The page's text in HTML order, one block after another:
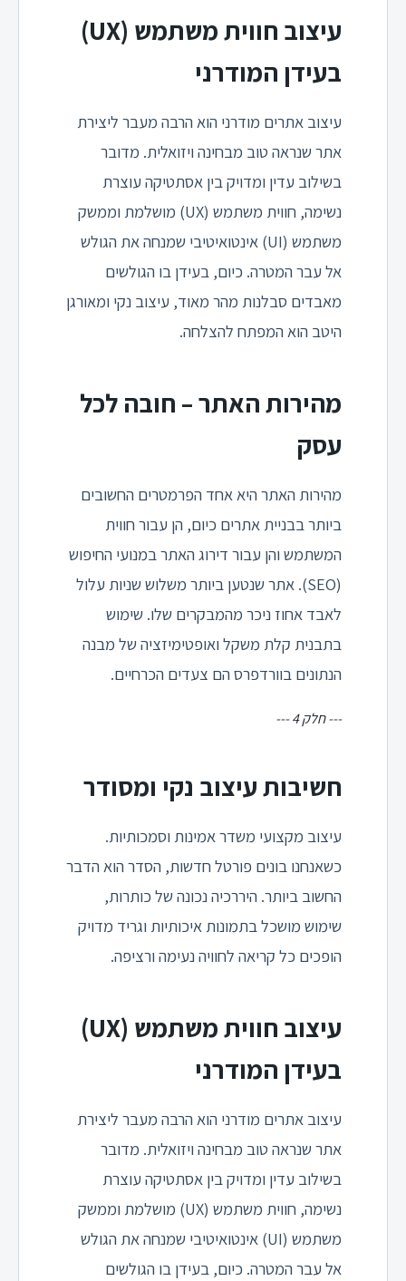
עיצוב חווית משתמש (UX)
בעידן המודרני
עיצוב אתרים מודרני הוא הרבה מעבר ליצירת
אתר שנראה טוב מבחינה ויזואלית. מדובר
בשילוב עדין ומדויק בין אסתטיקה עוצרת
נשימה, חווית משתמש (UX) מושלמת וממשק
משתמש (UI) אינטואיטיבי שמנחה את הגולש
אל עבר המטרה. כיום, בעידן בו הגולשים
מאבדים סבלנות מהר מאוד, עיצוב נקי ומאורגן
היטב הוא המפתח להצלחה.
מהירות האתר – חובה לכל
עסק
מהירות האתר היא אחד הפרמטרים החשובים
ביותר בבניית אתרים כיום, הן עבור חווית
המשתמש והן עבור דירוג האתר במנועי החיפוש
(SEO). אתר שנטען ביותר משלוש שניות עלול
לאבד אחוז ניכר מהמבקרים שלו. שימוש
בתבנית קלת משקל ואופטימיזציה של מבנה
הנתונים בוורדפרס הם צעדים הכרחיים.
--- חלק 4 ---
חשיבות עיצוב נקי ומסודר
עיצוב מקצועי משדר אמינות וסמכותיות.
כשאנחנו בונים פורטל חדשות, הסדר הוא הדבר
החשוב ביותר. היררכיה נכונה של כותרות,
שימוש מושכל בתמונות איכותיות וגריד מדויק
הופכים כל קריאה לחוויה נעימה ורציפה.
עיצוב חווית משתמש (UX)
בעידן המודרני
עיצוב אתרים מודרני הוא הרבה מעבר ליצירת
אתר שנראה טוב מבחינה ויזואלית. מדובר
בשילוב עדין ומדויק בין אסתטיקה עוצרת
נשימה, חווית משתמש (UX) מושלמת וממשק
משתמש (UI) אינטואיטיבי שמנחה את הגולש
אל עבר המטרה. כיום, בעידן בו הגולשים